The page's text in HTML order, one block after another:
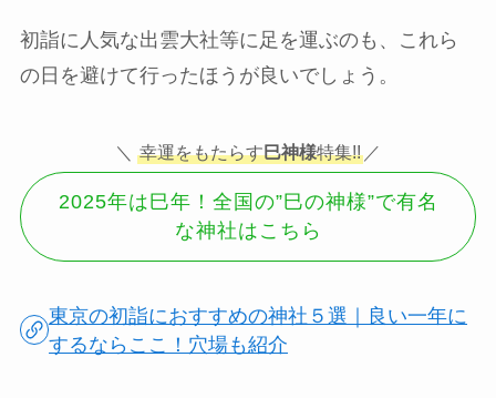
初詣に人気な出雲大社等に足を運ぶのも、これら
の日を避けて行ったほうが良いでしょう。
＼ 幸運をもたらす巳神様特集!! ／
2025年は巳年！全国の”巳の神様”で有名
な神社はこちら
東京の初詣におすすめの神社５選｜良い一年に
するならここ！穴場も紹介